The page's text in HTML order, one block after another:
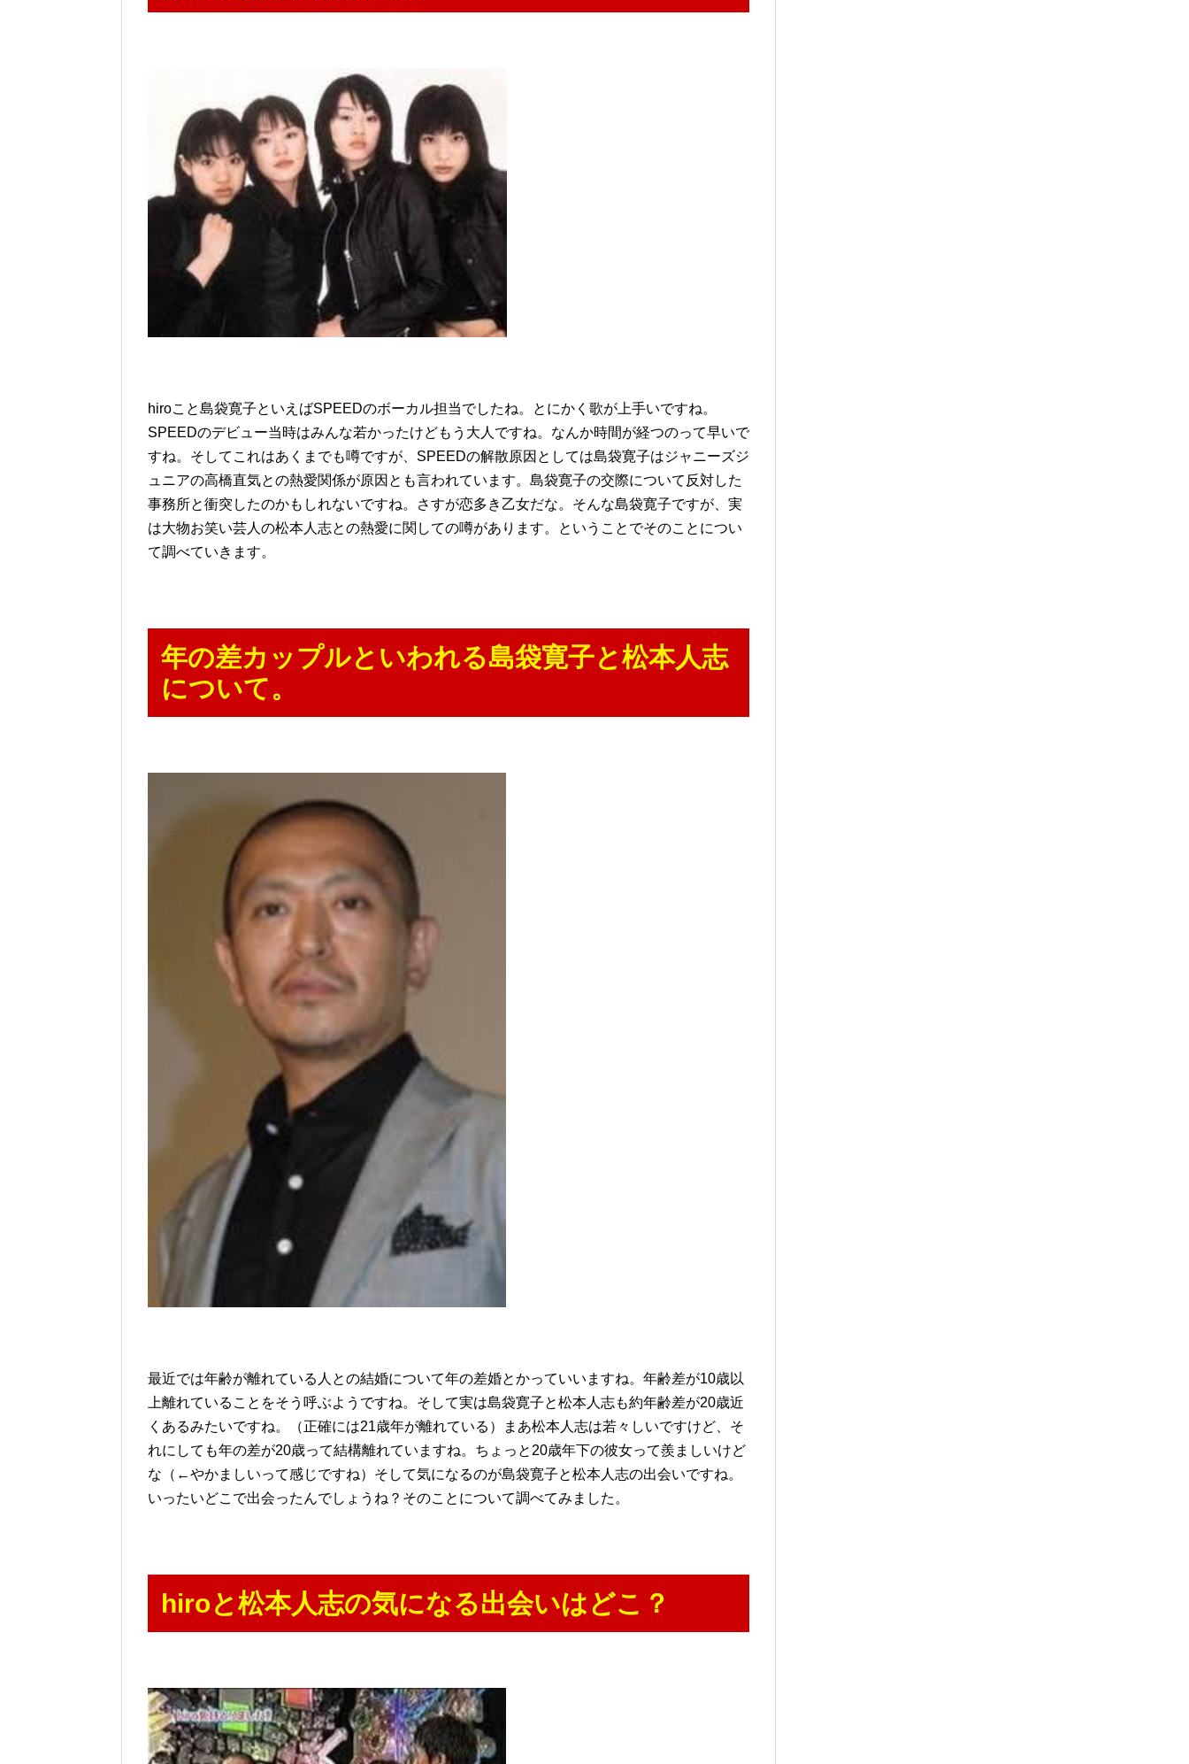
hiroこと島袋寛子といえばSPEEDのボーカル担当でしたね。とにかく歌が上手いですね。
SPEEDのデビュー当時はみんな若かったけどもう大人ですね。なんか時間が経つのって早いで
すね。そしてこれはあくまでも噂ですが、SPEEDの解散原因としては島袋寛子はジャニーズジ
ュニアの高橋直気との熱愛関係が原因とも言われています。島袋寛子の交際について反対した
事務所と衝突したのかもしれないですね。さすが恋多き乙女だな。そんな島袋寛子ですが、実
は大物お笑い芸人の松本人志との熱愛に関しての噂があります。ということでそのことについ
て調べていきます。
年の差カップルといわれる島袋寛子と松本人志
について。
最近では年齢が離れている人との結婚について年の差婚とかっていいますね。年齢差が10歳以
上離れていることをそう呼ぶようですね。そして実は島袋寛子と松本人志も約年齢差が20歳近
くあるみたいですね。（正確には21歳年が離れている）まあ松本人志は若々しいですけど、そ
れにしても年の差が20歳って結構離れていますね。ちょっと20歳年下の彼女って羨ましいけど
な（←やかましいって感じですね）そして気になるのが島袋寛子と松本人志の出会いですね。
いったいどこで出会ったんでしょうね？そのことについて調べてみました。
hiroと松本人志の気になる出会いはどこ？